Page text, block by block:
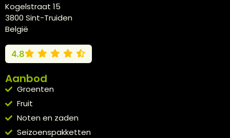
Kogelstraat 15
3800 Sint-Truiden
België
4.8
Aanbod
Groenten
Fruit
Noten en zaden
Seizoenspakketten